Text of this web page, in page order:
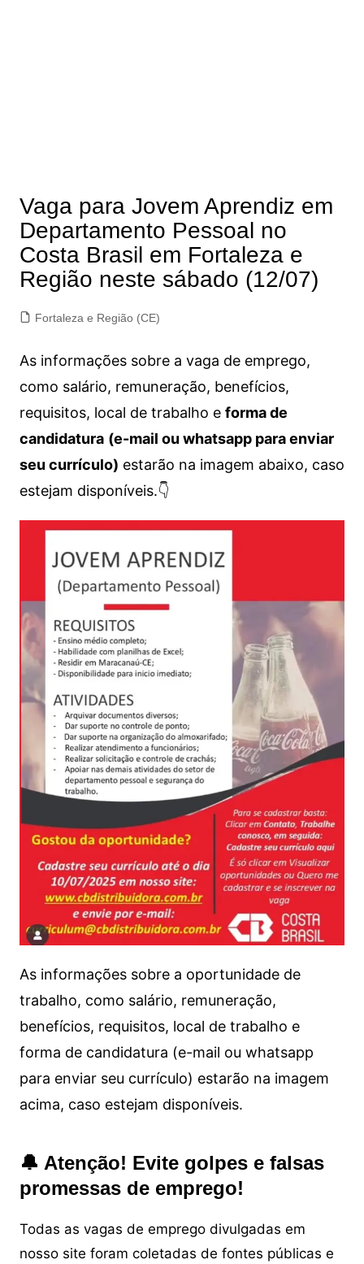
Vaga para Jovem Aprendiz em
Departamento Pessoal no
Costa Brasil em Fortaleza e
Região neste sábado (12/07)
Fortaleza e Região (CE)
As informações sobre a vaga de emprego,
como salário, remuneração, benefícios,
requisitos, local de trabalho e forma de
candidatura (e-mail ou whatsapp para enviar
seu currículo) estarão na imagem abaixo, caso
estejam disponíveis.👇
As informações sobre a oportunidade de
trabalho, como salário, remuneração,
benefícios, requisitos, local de trabalho e
forma de candidatura (e-mail ou whatsapp
para enviar seu currículo) estarão na imagem
acima, caso estejam disponíveis.
🔔 Atenção! Evite golpes e falsas
promessas de emprego!
Todas as vagas de emprego divulgadas em
nosso site foram coletadas de fontes públicas e